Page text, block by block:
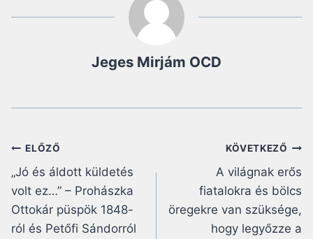
Jeges Mirjám OCD
Bejegyzés
navigáció
ELŐZŐ
„Jó és áldott küldetés
volt ez…” – Prohászka
Ottokár püspök 1848-
ról és Petőfi Sándorról
KÖVETKEZŐ
A világnak erős
fiatalokra és bölcs
öregekre van szüksége,
hogy legyőzze a